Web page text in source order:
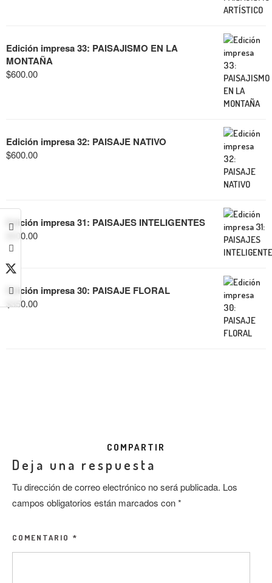
Edición impresa 33: PAISAJISMO EN LA
MONTAÑA
$600.00
Edición impresa 32: PAISAJE NATIVO
$600.00
Edición impresa 31: PAISAJES INTELIGENTES
600.00
Edición impresa 30: PAISAJE FLORAL
$350.00
COMPARTIR
Deja una respuesta
Tu dirección de correo electrónico no será publicada. Los
campos obligatorios están marcados con*
COMENTARIO *